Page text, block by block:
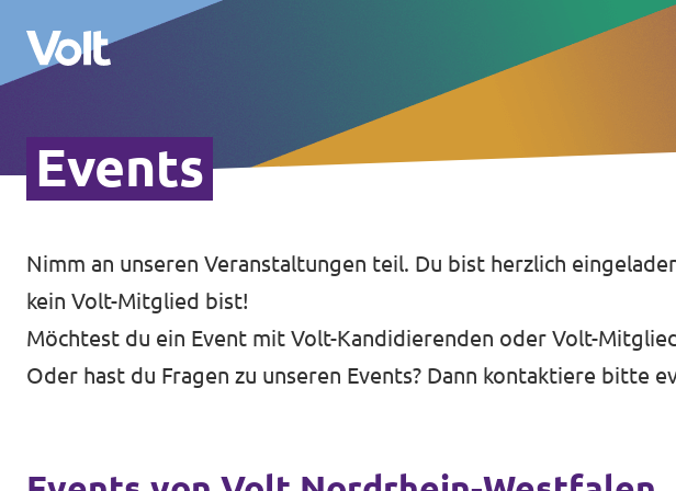
Volt in Nordrhein-Westfalen
Teams vor Ort in NRW
Volt in Deutschland
Programm
Über Volt
Menschen
Events
Nimm an unseren Veranstaltungen teil. Du bist herzlich
kein Volt-Mitglied bist!
Möchtest du ein Event mit Volt-Kandidierenden oder Volt-
Oder hast du Fragen zu unseren Events? Dann kontaktiere bitte